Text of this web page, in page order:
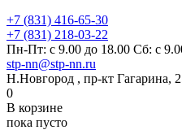
+7 (831) 416-65-30
+7 (831) 218-03-22
Пн-Пт: с 9.00 до 18.00 Сб: с
stp-nn@stp-nn.ru
Н.Новгород , пр-кт Гагарина,
0
В корзине
пока пусто